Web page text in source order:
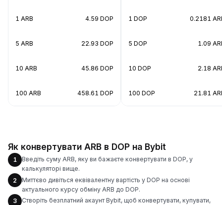
1 ARB 4.59 DOP
5 ARB 22.93 DOP
10 ARB 45.86 DOP
100 ARB 458.61 DOP
1 DOP 0.2181
5 DOP 1.09
10 DOP 2.18
100 DOP 21.81
Як конвертувати ARB в DOP на Bybit
1
Введіть суму ARB, яку ви бажаєте конвертувати в DOP, у
калькуляторі вище.
2
Миттєво дивіться еквівалентну вартість у DOP на основі
актуального курсу обміну ARB до DOP.
3
Створіть безплатний акаунт Bybit, щоб конвертувати, купувати,